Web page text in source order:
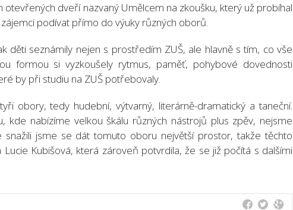
otevřených dveří nazvaný Umělcem na zkoušku, který už probíhal
podívat přímo do výuky různých oborů.
děti seznámily nejen s prostředím ZUŠ, ale hlavně s tím, co vše
formou si vyzkoušely rytmus, paměť, pohybové dovednosti
by při studiu na ZUŠ potřebovaly.
obory, tedy hudební, výtvarný, literárně-dramatický a taneční.
kde nabízíme velkou škálu různých nástrojů plus zpěv, nejsme
snažili jsme se dát tomuto oboru největší prostor, takže těchto
Kubišová, která zároveň potvrdila, že se již počítá s dalšími